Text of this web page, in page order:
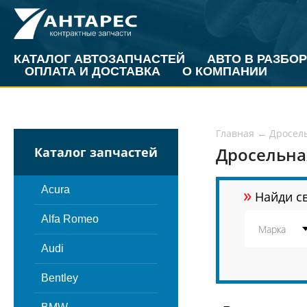
КАТАЛОГ АВТОЗАПЧАСТЕЙ
АВТО В РАЗБОР
ОПЛАТА И ДОСТАВКА
О КОМПАНИИ
Каталог запчастей
Acura
Alfa Romeo
Audi
Bentley
Главная ←
» Найди